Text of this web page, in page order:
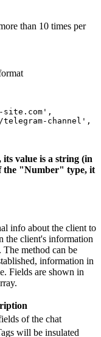
than 10 times per
channel',
value is a string (in
the "Number" type, it
info about the client to
the client's information
method can be
information in
Fields are shown in
of the chat
will be insulated